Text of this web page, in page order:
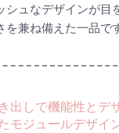
シュなデザインが目
兼ね備えた一品で
出しで機能性とデ
モジュールデザイ